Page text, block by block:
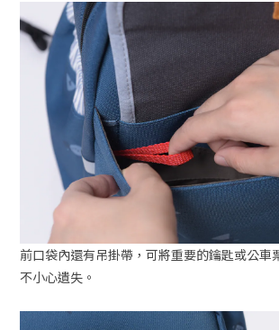
前口袋內還有吊掛帶，可將重要的鑰匙或公車
不小心遺失。